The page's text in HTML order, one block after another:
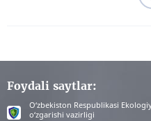
Foydali saytlar:
O‘zbekiston Respublikasi
o‘zgarishi vazirligi